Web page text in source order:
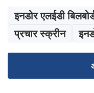
इनडोर एलईडी
प्रचार स्क्रीन